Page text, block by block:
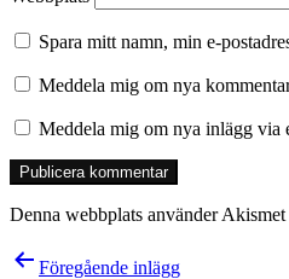
Spara mitt namn, min e-
Meddela mig om nya
Meddela mig om nya inlägg via
Denna webbplats använder
Inläggsnavigering
Föregående inlägg